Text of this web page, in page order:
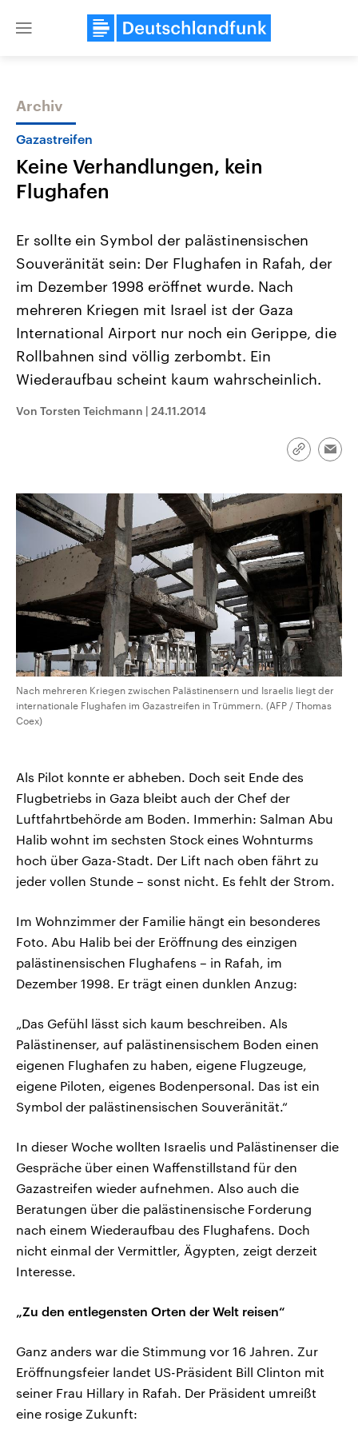
Close
Themen
Landtagswahl Sachsen-Anhalt
2026
Alle Informationen
Sachsen-Anhalt wählt am 6.
September 2026 einen neuen
Landtag. Seit 2021 wird das
Bundesland von einer Koalition aus
Umfragen, Prognosen,
und Hintergründe zu den Parteien
und Kandidaten der anstehenden
Aktuelle Beiträge,
Hintergründe
Wirtschaftlich und
gehören die Vereinigten
den mächtigsten Ländern
mit großem Einfluss auf
Sendungen Programm Podcasts
Archiv
Gazastreifen
Keine Verhandlungen, kein
Flughafen
Er sollte ein Symbol der palästinensischen
Souveränität sein: Der Flughafen in Rafah, der
im Dezember 1998 eröffnet wurde. Nach
mehreren Kriegen mit Israel ist der Gaza
International Airport nur noch ein Gerippe, die
Rollbahnen sind völlig zerbombt. Ein
Wiederaufbau scheint kaum wahrscheinlich.
Von Torsten Teichmann | 24.11.2014
Link
Nach mehreren Kriegen zwischen Palästinensern und Israelis liegt der
internationale Flughafen im Gazastreifen in Trümmern. (AFP / Thomas
Coex)
Als Pilot konnte er abheben. Doch seit Ende des
Flugbetriebs in Gaza bleibt auch der Chef der
Luftfahrtbehörde am Boden. Immerhin: Salman Abu
Halib wohnt im sechsten Stock eines Wohnturms
hoch über Gaza-Stadt. Der Lift nach oben fährt zu
jeder vollen Stunde – sonst nicht. Es fehlt der Strom.
Im Wohnzimmer der Familie hängt ein besonderes
Foto. Abu Halib bei der Eröffnung des einzigen
palästinensischen Flughafens – in Rafah, im
Dezember 1998. Er trägt einen dunklen Anzug:
„Das Gefühl lässt sich kaum beschreiben. Als
Palästinenser, auf palästinensischem Boden einen
eigenen Flughafen zu haben, eigene Flugzeuge,
eigene Piloten, eigenes Bodenpersonal. Das ist ein
Symbol der palästinensischen Souveränität.“
In dieser Woche wollten Israelis und Palästinenser die
Gespräche über einen Waffenstillstand für den
Gazastreifen wieder aufnehmen. Also auch die
Beratungen über die palästinensische Forderung
nach einem Wiederaufbau des Flughafens. Doch
nicht einmal der Vermittler, Ägypten, zeigt derzeit
Interesse.
„Zu den entlegensten Orten der Welt reisen“
Ganz anders war die Stimmung vor 16 Jahren. Zur
Eröffnungsfeier landet US-Präsident Bill Clinton mit
seiner Frau Hillary in Rafah. Der Präsident umreißt
eine rosige Zukunft: